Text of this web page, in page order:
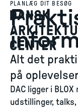
PLANLÆG DIT BESØG
Alt det
på
DAC ligger i
udstillinger,